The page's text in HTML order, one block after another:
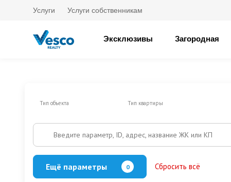
Услуги Услуги собственникам
Эксклюзивы Загородная
Тип объекта Тип квартиры
Введите параметр, ID, адрес, название ЖК или КП
Ещё параметры 0 Сбросить всё